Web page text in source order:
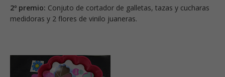
2º premio: Conjuto de cortador de galletas, tazas y cucharas
medidoras y 2 flores de vinilo juaneras.